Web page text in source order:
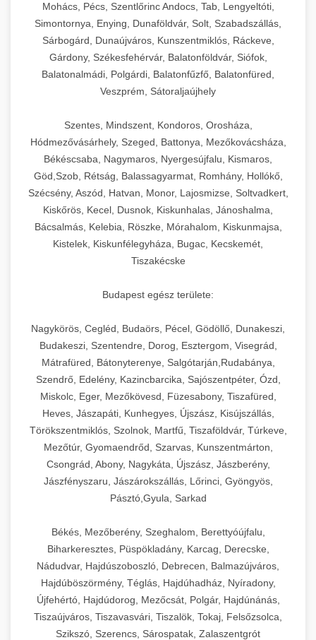
Mohács, Pécs, Szentlőrinc Andocs, Tab, Lengyeltóti,
Simontornya, Enying, Dunaföldvár, Solt, Szabadszállás,
Sárbogárd, Dunaújváros, Kunszentmiklós, Ráckeve,
Gárdony, Székesfehérvár, Balatonföldvár, Siófok,
Balatonalmádi, Polgárdi, Balatonfűzfő, Balatonfüred,
Veszprém, Sátoraljaújhely
Szentes, Mindszent, Kondoros, Orosháza,
Hódmezővásárhely, Szeged, Battonya, Mezőkovácsháza,
Békéscsaba, Nagymaros, Nyergesújfalu, Kismaros,
Göd,Szob, Rétság, Balassagyarmat, Romhány, Hollókő,
Szécsény, Aszód, Hatvan, Monor, Lajosmizse, Soltvadkert,
Kiskőrös, Kecel, Dusnok, Kiskunhalas, Jánoshalma,
Bácsalmás, Kelebia, Röszke, Mórahalom, Kiskunmajsa,
Kistelek, Kiskunfélegyháza, Bugac, Kecskemét,
Tiszakécske
Budapest egész területe:
Nagykörös, Cegléd, Budaörs, Pécel, Gödöllő, Dunakeszi,
Budakeszi, Szentendre, Dorog, Esztergom, Visegrád,
Mátrafüred, Bátonyterenye, Salgótarján,Rudabánya,
Szendrő, Edelény, Kazincbarcika, Sajószentpéter, Ózd,
Miskolc, Eger, Mezőkövesd, Füzesabony, Tiszafüred,
Heves, Jászapáti, Kunhegyes, Újszász, Kisújszállás,
Törökszentmiklós, Szolnok, Martfű, Tiszaföldvár, Túrkeve,
Mezőtúr, Gyomaendrőd, Szarvas, Kunszentmárton,
Csongrád, Abony, Nagykáta, Újszász, Jászberény,
Jászfényszaru, Jászárokszállás, Lőrinci, Gyöngyös,
Pásztó,Gyula, Sarkad
Békés, Mezőberény, Szeghalom, Berettyóújfalu,
Biharkeresztes, Püspökladány, Karcag, Derecske,
Nádudvar, Hajdúszoboszló, Debrecen, Balmazújváros,
Hajdúböszörmény, Téglás, Hajdúhadház, Nyíradony,
Újfehértó, Hajdúdorog, Mezőcsát, Polgár, Hajdúnánás,
Tiszaújváros, Tiszavasvári, Tiszalök, Tokaj, Felsőzsolca,
Szikszó, Szerencs, Sárospatak, Zalaszentgrót